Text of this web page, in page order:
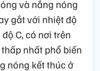
và nắng nóng
gắt với nhiệt độ
C, có nơi trên
nhất phổ biến
nóng kết thúc ở